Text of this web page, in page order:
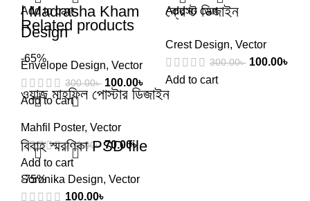
Add to cart
Add to cart
| Madrasha Kham
Design
Envelope Design, Vector
300.00৳ 100.00৳
Add to cart
ক্রেস্ট ডিজাইন
Crest Design, Vector
300.00৳ 100.00৳
Add to cart
Related products
-65%
ওয়াজ মাহফিল পোস্টার ডিজাইন
Mahfil Poster, Vector
200.00৳ 70.00৳
Add to cart
বিবাহ স্মরণিকা PSD file
Soronika Design, Vector
100.00৳
-75%